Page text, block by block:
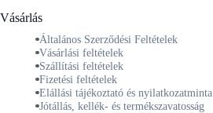
Vásárlás
Általános Szerződési Feltételek
Vásárlási feltételek
Szállítási feltételek
Fizetési feltételek
Elállási tájékoztató és nyilatkozatminta
Jótállás, kellék- és termékszavatosság